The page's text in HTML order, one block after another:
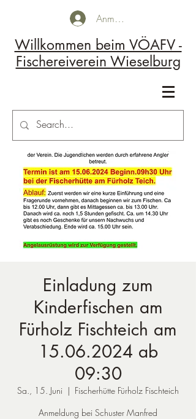
Anmelden
Willkommen beim VÖAFV -
Fischereiverein Wieselburg
Kontakt
Einladung zum
Kinderfischen am
Fürholz Fischteich am
15.06.2024 ab
09:30
Sa., 15. Juni
  |
Fischerhütte Fürholz Fischteich
Anmeldung bei Schuster Manfred